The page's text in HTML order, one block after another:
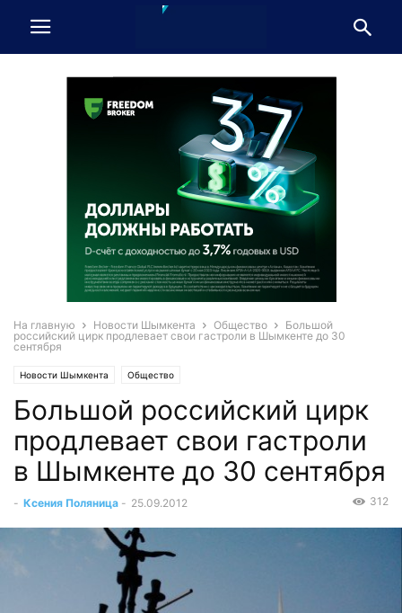
На главную Новости Шымкента Общество
Большой
российский цирк продлевает свои гастроли в Шымкенте до 30
сентября
Новости Шымкента Общество
Большой российский цирк
продлевает свои гастроли
в Шымкенте до 30 сентября
- Ксения Поляница - 25.09.2012 312